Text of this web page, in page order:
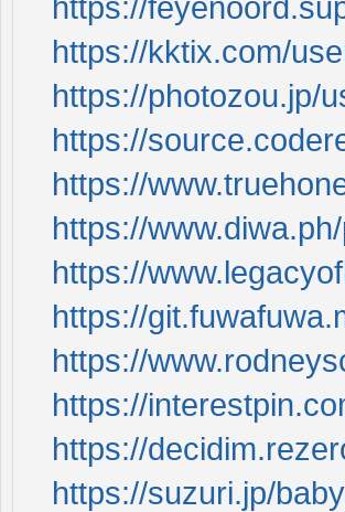
https://
https://kktix.com/
https://photozou.jp/
https://
https://
https://
https://
https://
https://
https://
https://
https://suzuri.jp/